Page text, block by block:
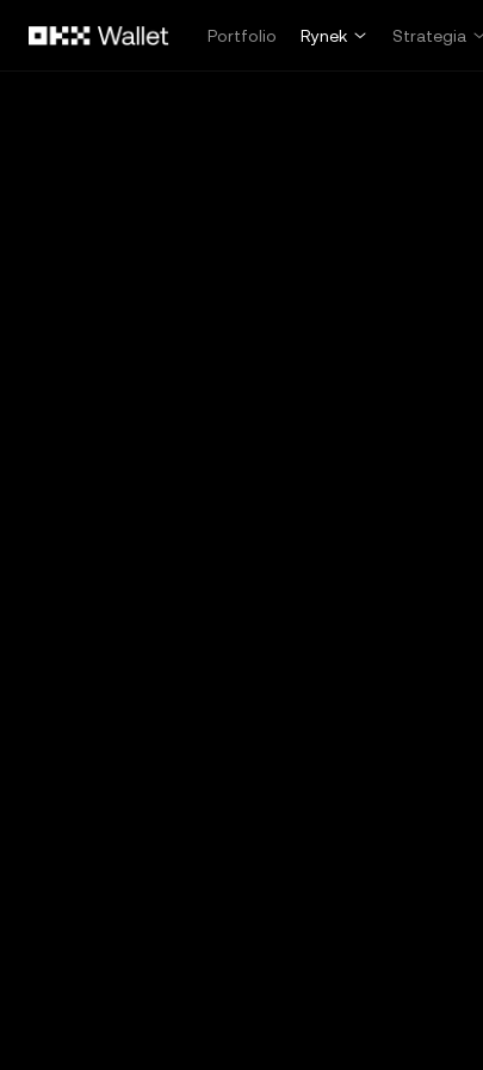
Portfolio
Rynek Strategia